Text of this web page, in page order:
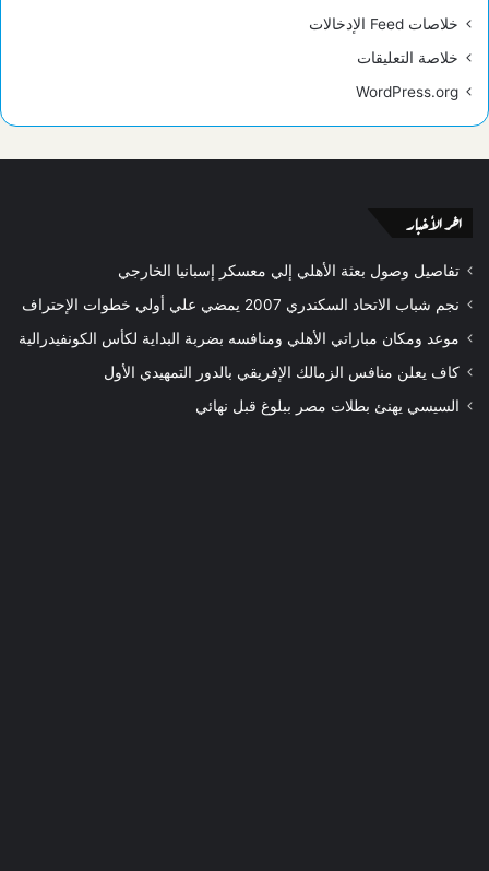
خلاصات Feed الإدخالات
خلاصة التعليقات
WordPress.org
اخر الأخبار
تفاصيل وصول بعثة الأهلي إلي معسكر إسبانيا الخارجي
نجم شباب الاتحاد السكندري 2007 يمضي علي أولي خطوات الإحتراف
موعد ومكان مباراتي الأهلي ومنافسه بضربة البداية لكأس الكونفيدرالية
كاف يعلن منافس الزمالك الإفريقي بالدور التمهيدي الأول
السيسي يهنئ بطلات مصر ببلوغ قبل نهائي